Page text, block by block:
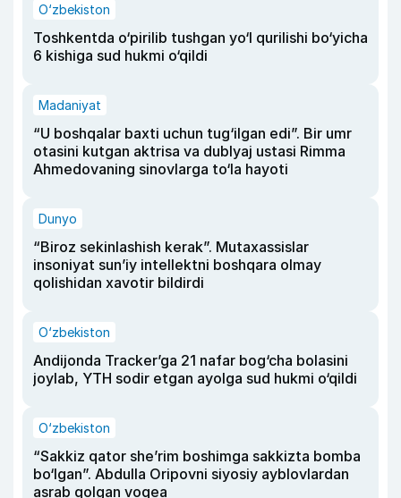
O‘zbekiston
Toshkentda o‘pirilib tushgan yo‘l qurilishi bo‘yicha
6 kishiga sud hukmi o‘qildi
Madaniyat
“U boshqalar baxti uchun tug‘ilgan edi”. Bir umr
otasini kutgan aktrisa va dublyaj ustasi Rimma
Ahmedovaning sinovlarga to‘la hayoti
Dunyo
“Biroz sekinlashish kerak”. Mutaxassislar
insoniyat sun’iy intellektni boshqara olmay
qolishidan xavotir bildirdi
O‘zbekiston
Andijonda Tracker’ga 21 nafar bog‘cha bolasini
joylab, YTH sodir etgan ayolga sud hukmi o‘qildi
O‘zbekiston
“Sakkiz qator she’rim boshimga sakkizta bomba
bo‘lgan”. Abdulla Oripovni siyosiy ayblovlardan
asrab qolgan voqea